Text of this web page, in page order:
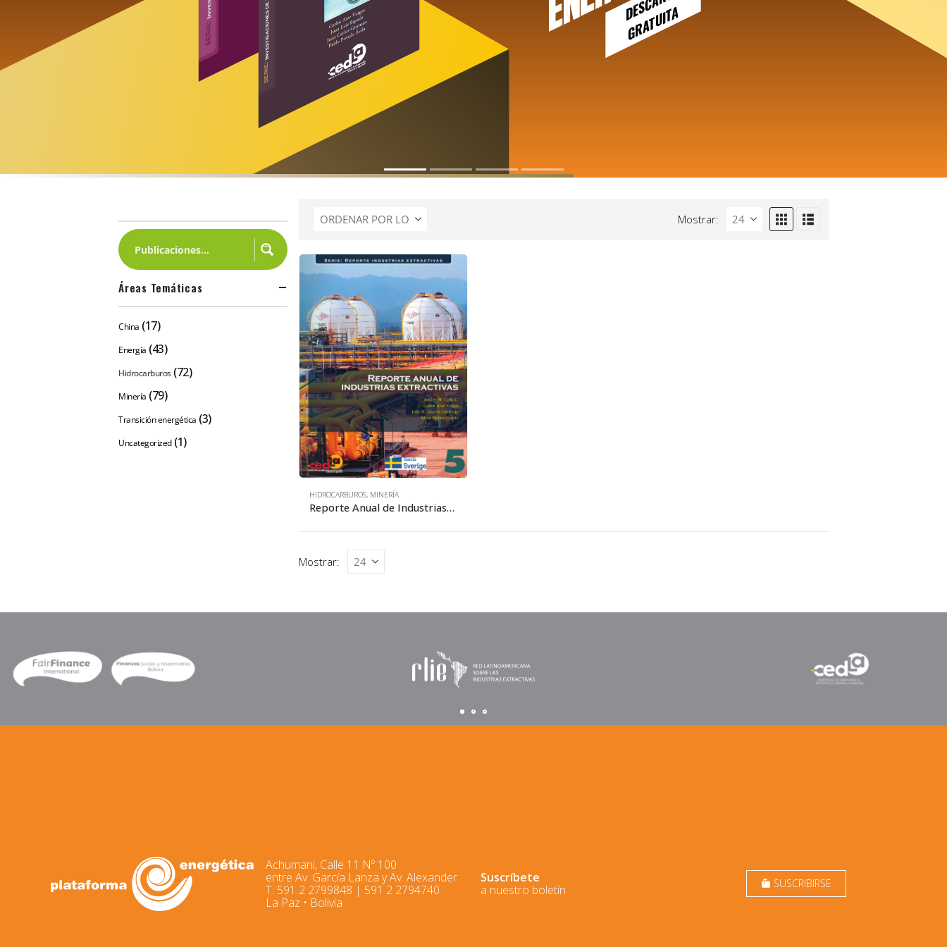
GRATUITA
Mostrar:
HIDROCARBUROS, MINERÍA
Reporte Anual de Industrias Extractivas • 2018
Mostrar:
Áreas Temáticas
China (17)
Energía (43)
Hidrocarburos (72)
Minería (79)
Transición energética (3)
Uncategorized (1)
Achumani, Calle 11 Nº 100
entre Av. García Lanza y Av. Alexander
T: 591 2 2799848 | 591 2 2794740
La Paz • Bolivia
Suscríbete
a nuestro boletín
markunread_mailbox SUSCRIBIRSE